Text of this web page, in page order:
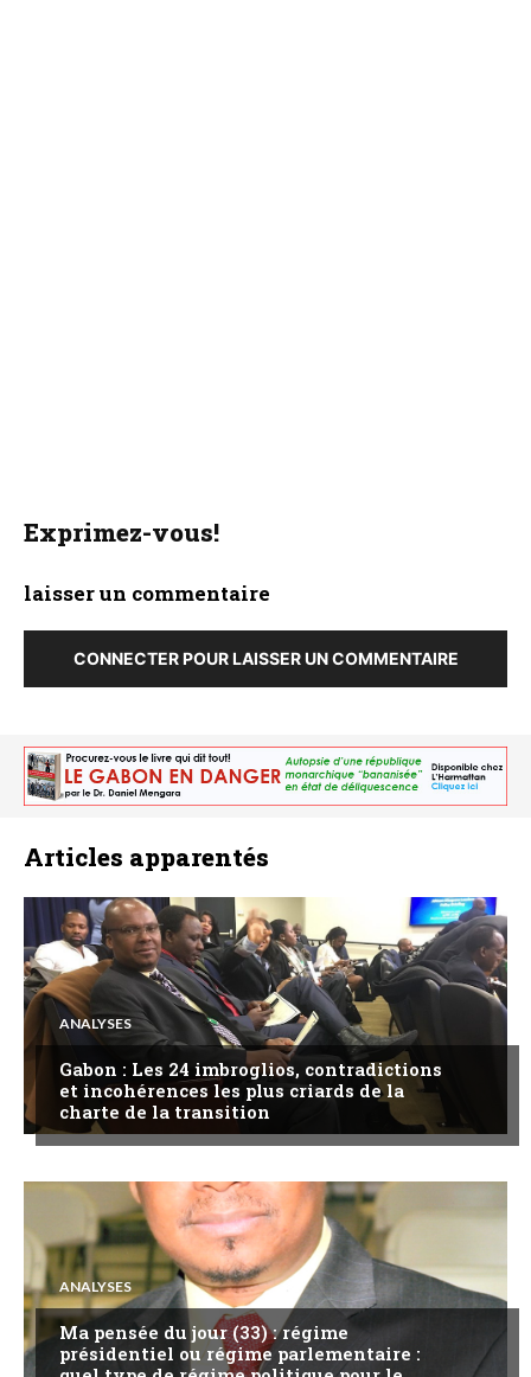
Exprimez-vous!
laisser un commentaire
CONNECTER POUR LAISSER UN COMMENTAIRE
Articles apparentés
ANALYSES
Gabon : Les 24 imbroglios, contradictions
et incohérences les plus criards de la
charte de la transition
ANALYSES
Ma pensée du jour (33) : régime
présidentiel ou régime parlementaire :